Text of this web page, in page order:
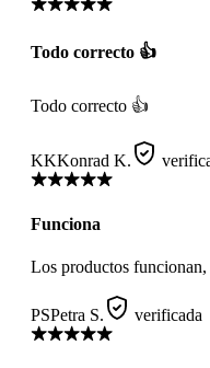
Todo correcto 👍
Todo correcto 👍
KKKonrad K.
Funciona
Los productos
PSPetra S. verificada